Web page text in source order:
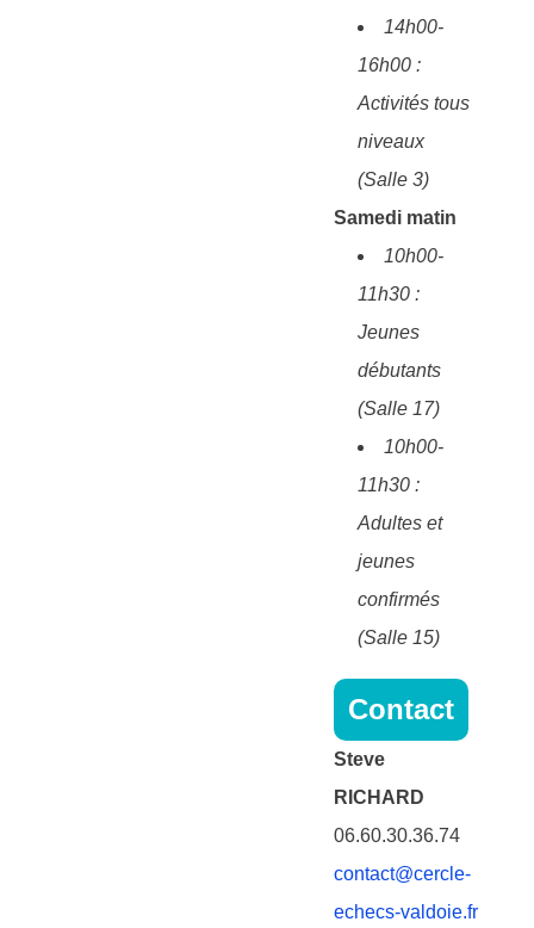
14h00-
16h00 :
Activités tous
niveaux
(Salle 3)
Samedi matin
10h00-
11h30 :
Jeunes
débutants
(Salle 17)
10h00-
11h30 :
Adultes et
jeunes
confirmés
(Salle 15)
Contact
Steve
RICHARD
06.60.30.36.74
contact@cercle-
echecs-valdoie.fr